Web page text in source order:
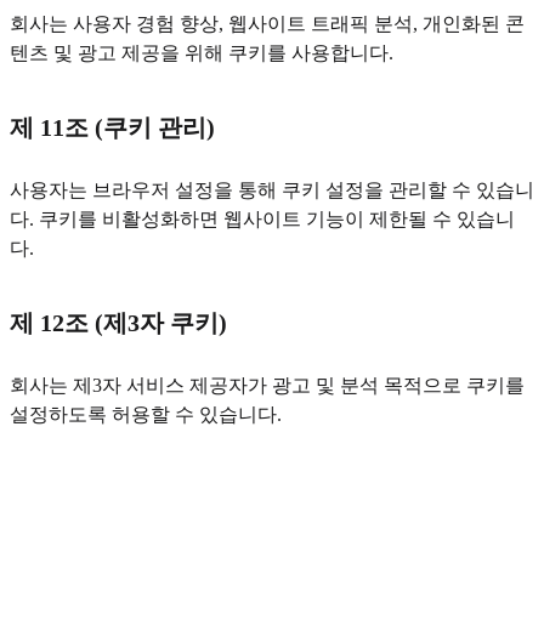
회사는 사용자 경험 향상, 웹사이트 트래픽 분석, 개인화된 콘
텐츠 및 광고 제공을 위해 쿠키를 사용합니다.
제 11조 (쿠키 관리)
사용자는 브라우저 설정을 통해 쿠키 설정을 관리할 수 있습니
다. 쿠키를 비활성화하면 웹사이트 기능이 제한될 수 있습니
다.
제 12조 (제3자 쿠키)
회사는 제3자 서비스 제공자가 광고 및 분석 목적으로 쿠키를
설정하도록 허용할 수 있습니다.